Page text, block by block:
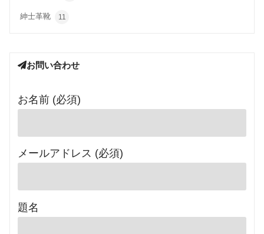
紳士革靴 11
お問い合わせ
お名前 (必須)
メールアドレス (必須)
題名